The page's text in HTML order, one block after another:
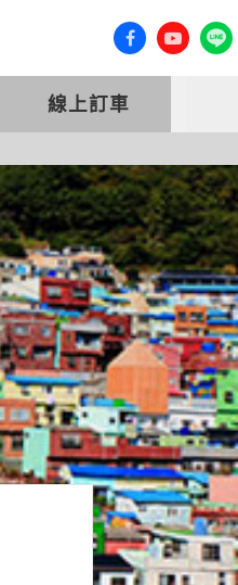
線上訂車